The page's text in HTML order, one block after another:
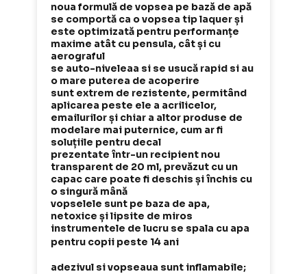
noua formulă de vopsea pe bază de apă
se comportă ca o vopsea tip laquer și
este optimizată pentru performanțe
maxime atât cu pensula, cât și cu
aerograful
se auto-niveleaa si se usucă rapid si au
o mare puterea de acoperire
sunt extrem de rezistente, permitând
aplicarea peste ele a acrilicelor,
emailurilor și chiar a altor produse de
modelare mai puternice, cum ar fi
soluțiile pentru decal
prezentate într-un recipient nou
transparent de 20 ml, prevăzut cu un
capac care poate fi deschis și închis cu
o singură mână
vopselele sunt pe baza de apa,
netoxice și lipsite de miros
instrumentele de lucru se spala cu apa
pentru copii peste 14 ani
adezivul si vopseaua sunt inflamabile;